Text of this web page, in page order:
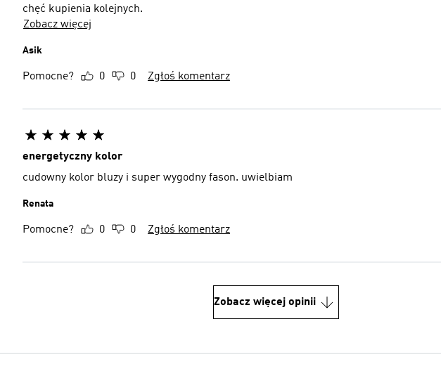
chęć kupienia kolejnych.
Zobacz więcej
Asik
Pomocne? 0 0 Zgłoś komentarz
energetyczny kolor
cudowny kolor bluzy i super wygodny fason. uwielbiam
Renata
Pomocne? 0 0 Zgłoś komentarz
Zobacz więcej opinii